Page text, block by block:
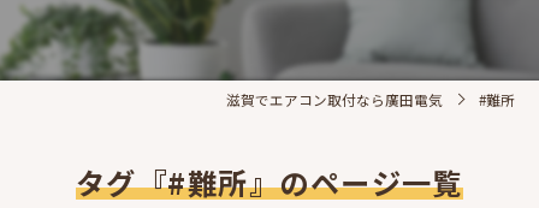
滋賀でエアコン取付なら廣田電気 #難所
タグ『#難所』のページ一覧